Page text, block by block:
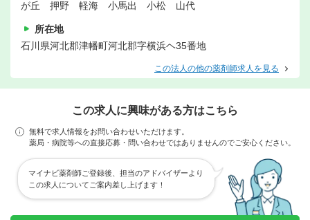
が丘 押野 軽海 小馬出 小松 山代
所在地
石川県河北郡津幡町河北郡字横浜ヘ35番地
この法人の他の薬剤師求人を見る
この求人に興味がある方はこちら
無料で求人情報をお問い合わせいただけます。
薬局・病院等への直接応募・問い合わせではありませんのでご安心ください。
マイナビ薬剤師ご登録後、担当のアドバイザーより
この求人についてご案内差し上げます！